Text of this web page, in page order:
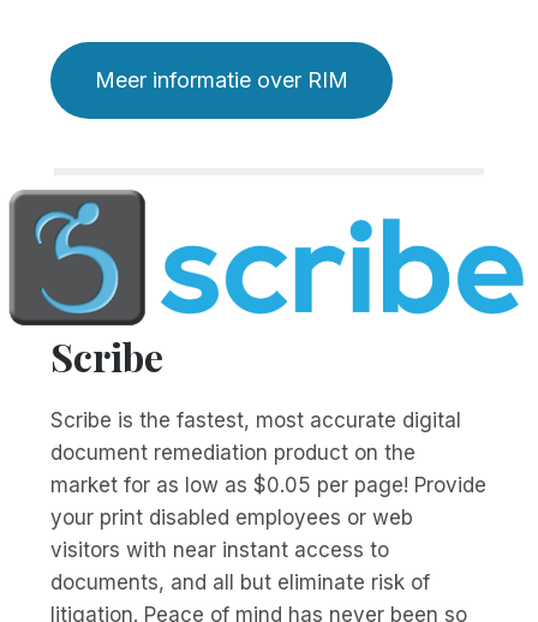
Meer informatie over RIM
Scribe
Scribe is the fastest, most accurate digital
document remediation product on the
market for as low as $0.05 per page! Provide
your print disabled employees or web
visitors with near instant access to
documents, and all but eliminate risk of
litigation. Peace of mind has never been so